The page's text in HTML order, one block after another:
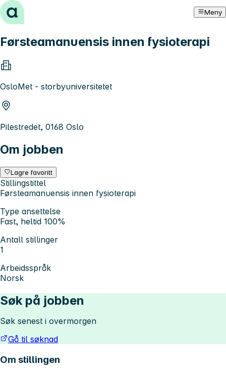
Hopp til innhold Meny
Førsteamanuensis innen fysioterapi
OsloMet - storbyuniversitetet
Pilestredet, 0168 Oslo
Om jobben
Lagre favoritt
Stillingstittel
Førsteamanuensis innen fysioterapi
Type ansettelse
Fast, heltid 100%
Antall stillinger
1
Arbeidsspråk
Norsk
Søk på jobben
Søk senest i overmorgen
Gå til søknad
Om stillingen